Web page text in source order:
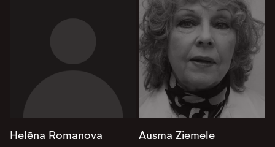
Helēna Romanova Ausma Ziemele